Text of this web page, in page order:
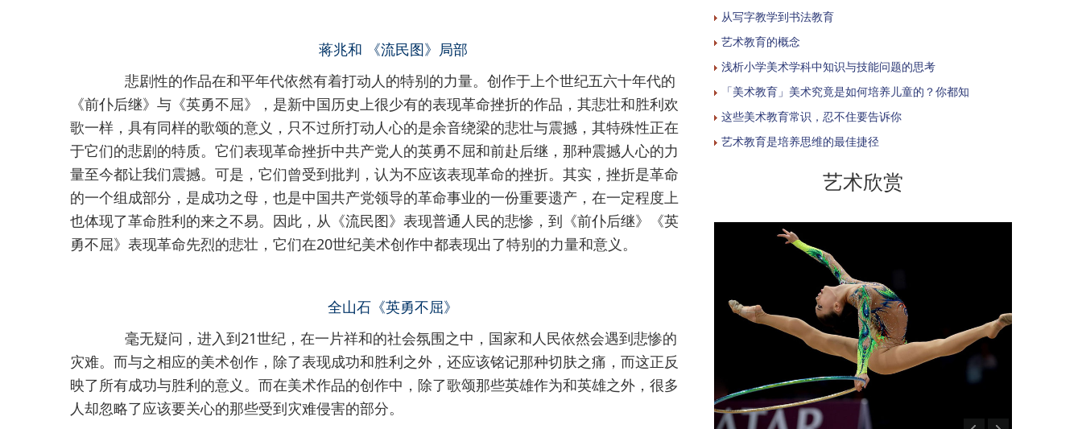
蒋兆和 《流民图》局部
悲剧性的作品在和平年代依然有着打动人的特别的力量。创作于上个世纪五六十年代的
《前仆后继》与《英勇不屈》，是新中国历史上很少有的表现革命挫折的作品，其悲壮和胜利欢
歌一样，具有同样的歌颂的意义，只不过所打动人心的是余音绕梁的悲壮与震撼，其特殊性正在
于它们的悲剧的特质。它们表现革命挫折中共产党人的英勇不屈和前赴后继，那种震撼人心的力
量至今都让我们震撼。可是，它们曾受到批判，认为不应该表现革命的挫折。其实，挫折是革命
的一个组成部分，是成功之母，也是中国共产党领导的革命事业的一份重要遗产，在一定程度上
也体现了革命胜利的来之不易。因此，从《流民图》表现普通人民的悲惨，到《前仆后继》《英
勇不屈》表现革命先烈的悲壮，它们在20世纪美术创作中都表现出了特别的力量和意义。
全山石《英勇不屈》
毫无疑问，进入到21世纪，在一片祥和的社会氛围之中，国家和人民依然会遇到悲惨的
灾难。而与之相应的美术创作，除了表现成功和胜利之外，还应该铭记那种切肤之痛，而这正反
映了所有成功与胜利的意义。而在美术作品的创作中，除了歌颂那些英雄作为和英雄之外，很多
人却忽略了应该要关心的那些受到灾难侵害的部分。
从写字教学到书法教育
艺术教育的概念
浅析小学美术学科中知识与技能问题的思考
「美术教育」美术究竟是如何培养儿童的？你都知
这些美术教育常识，忍不住要告诉你
艺术教育是培养思维的最佳捷径
艺术欣赏